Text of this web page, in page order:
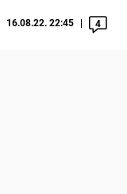
16.08.22. 22:45 4